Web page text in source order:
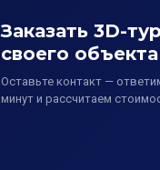
Заказать 3D-
своего объекта
Оставьте контакт —
минут и рассчитаем